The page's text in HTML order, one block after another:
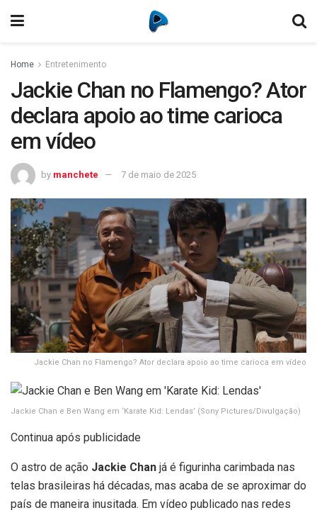
Home Entretenimento
Jackie Chan no Flamengo? Ator
declara apoio ao time carioca
em vídeo
by manchete 7 de maio de 2025
Jackie Chan no Flamengo? Ator declara apoio ao time carioca em vídeo
Jackie Chan e Ben Wang em ‘Karate Kid: Lendas’ (Sony Pictures/Divulgação)
Continua após publicidade
O astro de ação Jackie Chan já é figurinha carimbada nas
telas brasileiras há décadas, mas acaba de se aproximar do
país de maneira inusitada. Em vídeo publicado nas redes